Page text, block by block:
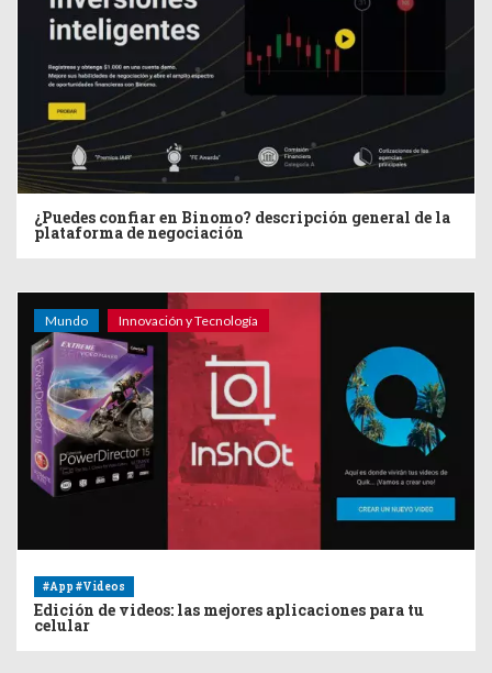
¿Puedes confiar en Binomo? descripción general de la
plataforma de negociación
Mundo Innovación y Tecnología
#App #Videos
Edición de videos: las mejores aplicaciones para tu
celular